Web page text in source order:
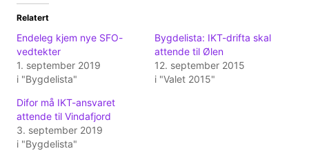
Relatert
Endeleg kjem nye SFO-
vedtekter
1. september 2019
i "Bygdelista"
Bygdelista: IKT-drifta skal
attende til Ølen
12. september 2015
i "Valet 2015"
Difor må IKT-ansvaret
attende til Vindafjord
3. september 2019
i "Bygdelista"